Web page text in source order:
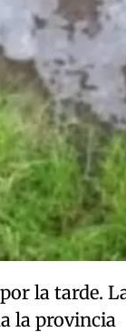
la tarde.
la provincia